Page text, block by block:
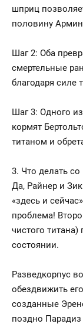
шприц
половину
Шаг 2: Оба
смертельные
благодаря силе
Шаг 3: Одного
кормят
титаном и
3. Что делать
Да, Райнер и
«здесь и
проблема!
чистого
состоянии.
Разведкорпус
обездвижить
созданные
поздно